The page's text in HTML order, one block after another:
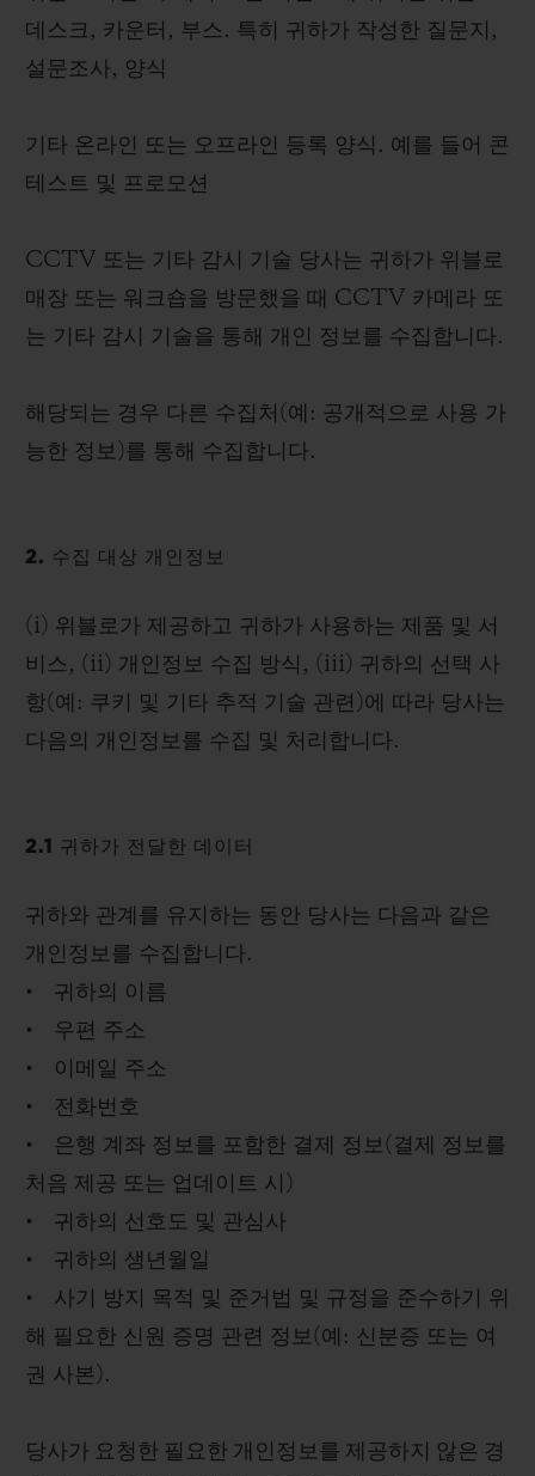
데스크, 카운터, 부스. 특히 귀하가 작성한 질문지,
설문조사, 양식
기타 온라인 또는 오프라인 등록 양식. 예를 들어 콘
테스트 및 프로모션
CCTV 또는 기타 감시 기술 당사는 귀하가 위블로
매장 또는 워크숍을 방문했을 때 CCTV 카메라 또
는 기타 감시 기술을 통해 개인 정보를 수집합니다.
해당되는 경우 다른 수집처(예: 공개적으로 사용 가
능한 정보)를 통해 수집합니다.
2. 수집 대상 개인정보
(i) 위블로가 제공하고 귀하가 사용하는 제품 및 서
비스, (ii) 개인정보 수집 방식, (iii) 귀하의 선택 사
항(예: 쿠키 및 기타 추적 기술 관련)에 따라 당사는
다음의 개인정보를 수집 및 처리합니다.
2.1 귀하가 전달한 데이터
귀하와 관계를 유지하는 동안 당사는 다음과 같은
개인정보를 수집합니다.
• 귀하의 이름
• 우편 주소
• 이메일 주소
• 전화번호
• 은행 계좌 정보를 포함한 결제 정보(결제 정보를
처음 제공 또는 업데이트 시)
• 귀하의 선호도 및 관심사
• 귀하의 생년월일
• 사기 방지 목적 및 준거법 및 규정을 준수하기 위
해 필요한 신원 증명 관련 정보(예: 신분증 또는 여
권 사본).
당사가 요청한 필요한 개인정보를 제공하지 않은 경